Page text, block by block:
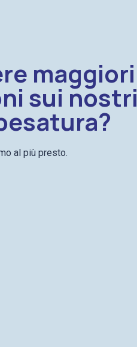
maggiori
sui nostri
al più presto.